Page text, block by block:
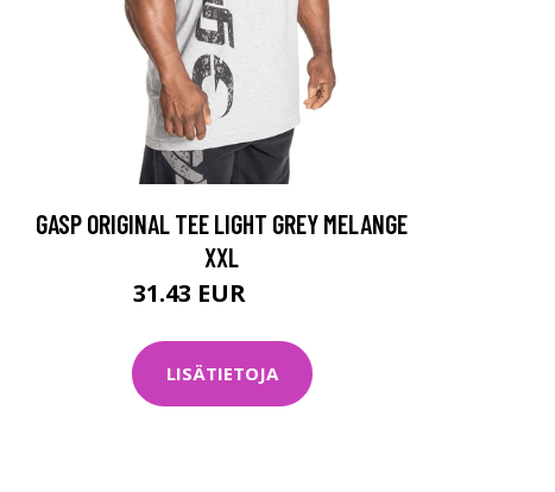
GASP ORIGINAL TEE LIGHT GREY MELANGE
XXL
31.43 EUR
LISÄTIETOJA